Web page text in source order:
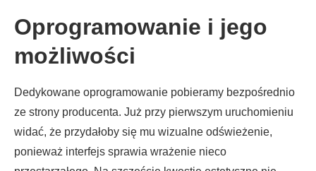
Oprogramowanie i jego
możliwości
Dedykowane oprogramowanie pobieramy bezpośrednio
ze strony producenta. Już przy pierwszym uruchomieniu
widać, że przydałoby się mu wizualne odświeżenie,
ponieważ interfejs sprawia wrażenie nieco